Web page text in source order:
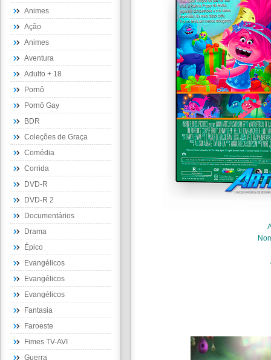
Animes
Ação
Animes
Aventura
Adulto + 18
Pornô
Pornô Gay
BDR
Coleções de Graça
Comédia
Corrida
DVD-R
DVD-R 2
Documentários
Drama
Épico
Evangélicos
Evangélicos
Evangélicos
Fantasia
Faroeste
Fimes TV-AVI
Guerra